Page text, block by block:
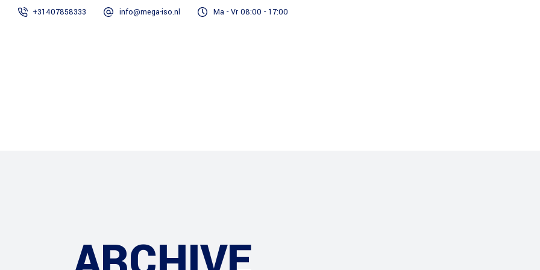
+31407858333 info@mega-iso.nl Ma - Vr 08:00 - 17:00